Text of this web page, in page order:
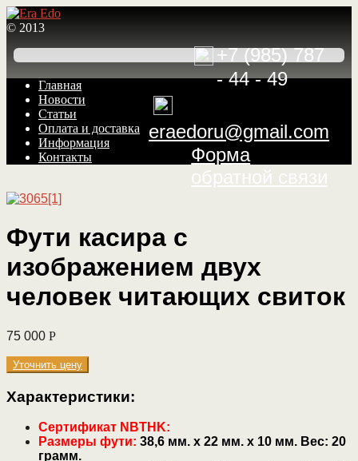
+7 (985) 787
- 44 - 49
eraedoru@gmail.com
Форма
обратной связи
© 2013
Перейти
навигации
Перейти
содержимому
Главная
Новости
Статьи
Оплата и доставка
Информация
Контакты
Фути касира с
изображением двух
человек читающих свиток
75 000 Р
Уточнить цену
Характеристики:
Сертификат NBTHK:
Размеры фути: 38,6 мм. х 22 мм. х 10 мм. Вес: 20
грамм.